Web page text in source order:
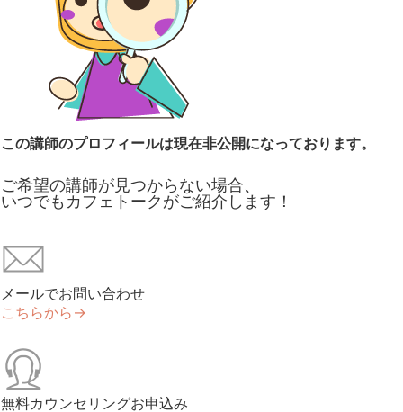
この講師のプロフィールは現在非公開になっております。
ご希望の講師が見つからない場合、
いつでもカフェトークがご紹介します！
メールでお問い合わせ
こちらから→
無料カウンセリングお申込み